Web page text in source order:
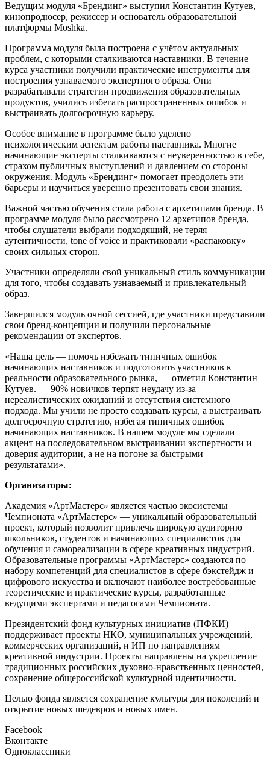
Ведущим модуля «Брендинг» выступил Константин Кутуев,
кинопродюсер, режиссер и основатель образовательной
платформы Moshka.
Программа модуля была построена с учётом актуальных
проблем, с которыми сталкиваются наставники. В течение
курса участники получили практические инструменты для
построения узнаваемого экспертного образа. Они
разрабатывали стратегии продвижения образовательных
продуктов, учились избегать распространенных ошибок и
выстраивать долгосрочную карьеру.
Особое внимание в программе было уделено
психологическим аспектам работы наставника. Многие
начинающие эксперты сталкиваются с неуверенностью в себе,
страхом публичных выступлений и давлением со стороны
окружения. Модуль «Брендинг» помогает преодолеть эти
барьеры и научиться уверенно презентовать свои знания.
Важной частью обучения стала работа с архетипами бренда. В
программе модуля было рассмотрено 12 архетипов бренда,
чтобы слушатели выбрали подходящий, не теряя
аутентичности, tone of voice и практиковали «распаковку»
своих сильных сторон.
Участники определяли свой уникальный стиль коммуникации
для того, чтобы создавать узнаваемый и привлекательный
образ.
Завершился модуль очной сессией, где участники представили
свои бренд-концепции и получили персональные
рекомендации от экспертов.
«Наша цель — помочь избежать типичных ошибок
начинающих наставников и подготовить участников к
реальности образовательного рынка, — отметил Константин
Кутуев. — 90% новичков терпят неудачу из-за
нереалистических ожиданий и отсутствия системного
подхода. Мы учили не просто создавать курсы, а выстраивать
долгосрочную стратегию, избегая типичных ошибок
начинающих наставников. В нашем модуле мы сделали
акцент на последовательном выстраивании экспертности и
доверия аудитории, а не на погоне за быстрыми
результатами».
Организаторы:
Академия «АртМастерс» является частью экосистемы
Чемпионата «АртМастерс» — уникальный образовательный
проект, который позволит привлечь широкую аудиторию
школьников, студентов и начинающих специалистов для
обучения и самореализации в сфере креативных индустрий.
Образовательные программы «АртМастерс» создаются по
набору компетенций для специалистов в сфере бэкстейдж и
цифрового искусства и включают наиболее востребованные
теоретические и практические курсы, разработанные
ведущими экспертами и педагогами Чемпионата.
Президентский фонд культурных инициатив (ПФКИ)
поддерживает проекты НКО, муниципальных учреждений,
коммерческих организаций, и ИП по направлениям
креативной индустрии. Проекты направлены на укрепление
традиционных российских духовно-нравственных ценностей,
сохранение общероссийской культурной идентичности.
Целью фонда является сохранение культуры для поколений и
открытие новых шедевров и новых имен.
Facebook
Вконтакте
Одноклассники